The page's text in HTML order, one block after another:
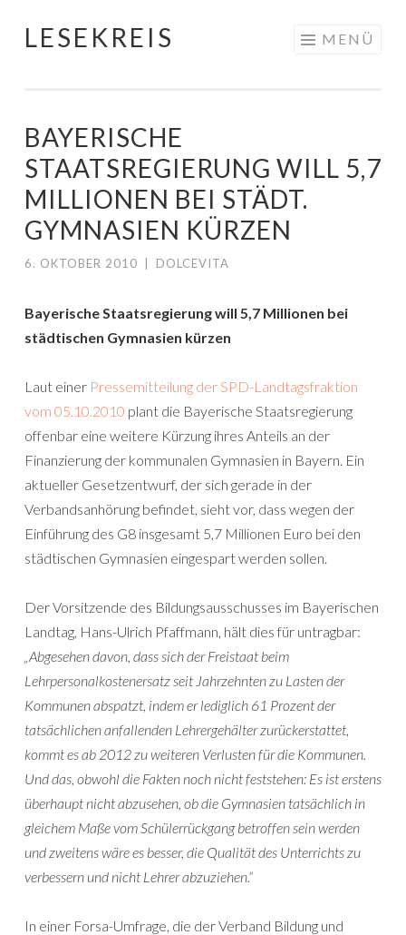
Springe
LESEKREIS MENÜ
BAYERISCHE
STAATSREGIERUNG WILL 5,7
MILLIONEN BEI STÄDT.
GYMNASIEN KÜRZEN
6. OKTOBER 2010 DOLCEVITA
Bayerische Staatsregierung will 5,7 Millionen bei
städtischen Gymnasien kürzen
Laut einer Pressemitteilung der SPD-Landtagsfraktion
vom 05.10.2010 plant die Bayerische Staatsregierung
offenbar eine weitere Kürzung ihres Anteils an der
Finanzierung der kommunalen Gymnasien in Bayern. Ein
aktueller Gesetzentwurf, der sich gerade in der
Verbandsanhörung befindet, sieht vor, dass wegen der
Einführung des G8 insgesamt 5,7 Millionen Euro bei den
städtischen Gymnasien eingespart werden sollen.
Der Vorsitzende des Bildungsausschusses im Bayerischen
Landtag, Hans-Ulrich Pfaffmann, hält dies für untragbar:
„Abgesehen davon, dass sich der Freistaat beim
Lehrpersonalkostenersatz seit Jahrzehnten zu Lasten der
Kommunen abspatzt, indem er lediglich 61 Prozent der
tatsächlichen anfallenden Lehrergehälter zurückerstattet,
kommt es ab 2012 zu weiteren Verlusten für die Kommunen.
Und das, obwohl die Fakten noch nicht feststehen: Es ist erstens
überhaupt nicht abzusehen, ob die Gymnasien tatsächlich in
gleichem Maße vom Schülerrückgang betroffen sein werden
und zweitens wäre es besser, die Qualität des Unterrichts zu
verbessern und nicht Lehrer abzuziehen.“
In einer Forsa-Umfrage, die der Verband Bildung und